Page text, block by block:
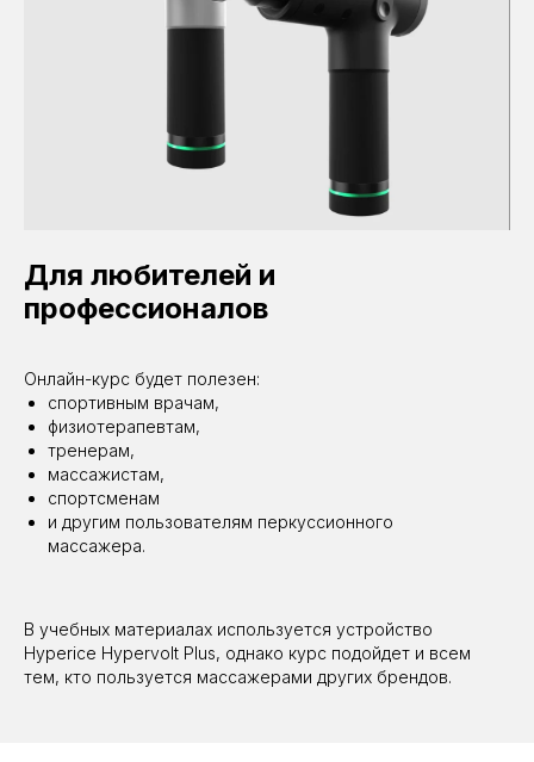
Для любителей и
профессионалов
Онлайн-курс будет полезен:
спортивным врачам,
физиотерапевтам,
тренерам,
массажистам,
спортсменам
и другим пользователям перкуссионного
массажера.
В учебных материалах используется устройство
Hyperice Hypervolt Plus, однако курс подойдет и всем
тем, кто пользуется массажерами других брендов.